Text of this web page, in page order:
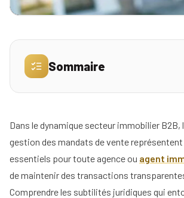
vos
revenus
Réserver
place
pour
la
réunion
Sommaire
IV. Conséquences de la nullité d’un
vente
1. Implications pour les
Dans le dynamique secteur immobilier B2B,
gestion des mandats de vente
essentiels pour toute agence ou agent
de maintenir des transactions
Comprendre les subtilités juridiques qui